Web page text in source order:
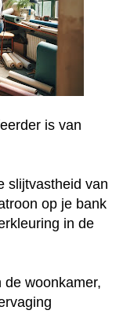
is van
slijtvastheid van
op je bank
in de
woonkamer,